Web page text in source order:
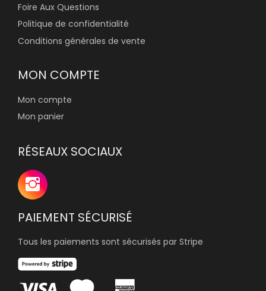
Foire Aux Questions
Politique de confidentialité
Conditions générales de vente
MON COMPTE
Mon compte
Mon panier
RÉSEAUX SOCIAUX
PAIEMENT SÉCURISÉ
Tous les paiements sont sécurisés par Stripe